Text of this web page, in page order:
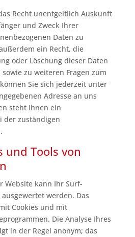
Recht unentgeltlich Auskunft
und Zweck Ihrer
Daten zu
ein Recht, die
oder Löschung dieser Daten
zu weiteren Fragen zum
Sie sich jederzeit unter
Adresse an uns
steht Ihnen ein
der zuständigen
und Tools von
Website kann Ihr Surf-
werden. Das
Cookies und mit
Die Analyse Ihres
in der Regel anonym; das